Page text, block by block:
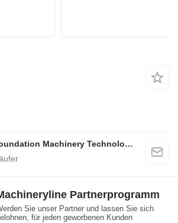
XuZhou Shenwei Foundation Machinery Technology
Partnerprogramm
Sie unser Partner und lassen Sie sich
für jeden geworbenen Kunden